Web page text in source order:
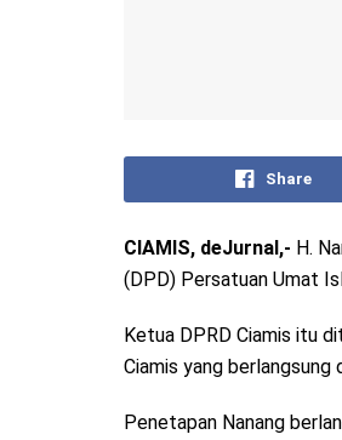
Share
CIAMIS, deJurnal,- H.
(DPD) Persatuan Umat
Ketua DPRD Ciamis itu
Ciamis yang
Penetapan Nanang